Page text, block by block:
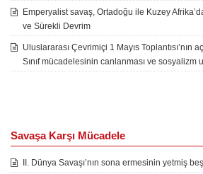
Emperyalist savaş, Ortadoğu ile Kuzey
ve Sürekli Devrim
Uluslararası Çevrimiçi 1 Mayıs Toplantısı’nın
Sınıf mücadelesinin canlanması ve sosyalizm
Savaşa Karşı Mücadele
II. Dünya Savaşı’nın sona ermesinin yetmiş